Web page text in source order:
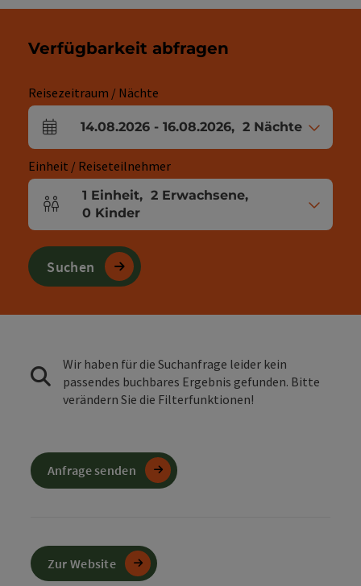
Verfügbarkeit abfragen
Reisezeitraum / Nächte
An- und Abreisefelder
14.08.2026 - 16.08.2026, 2 Nächte
Einheit / Reiseteilnehmer
Einheitenanzahl und Personenfelder
1 Einheit, 2 Erwachsene,
0 Kinder
Suchen
Wir haben für die Suchanfrage leider kein
passendes buchbares Ergebnis gefunden. Bitte
verändern Sie die Filterfunktionen!
Anfrage senden
Zur Website